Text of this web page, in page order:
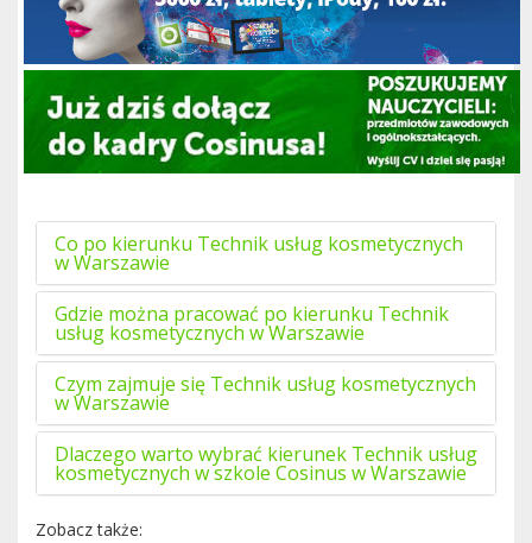
Co po kierunku Technik usług kosmetycznych
w Warszawie
Gdzie można pracować po kierunku Technik
usług kosmetycznych w Warszawie
Czym zajmuje się Technik usług kosmetycznych
w Warszawie
Dlaczego warto wybrać kierunek Technik usług
kosmetycznych w szkole Cosinus w Warszawie
Zobacz także: